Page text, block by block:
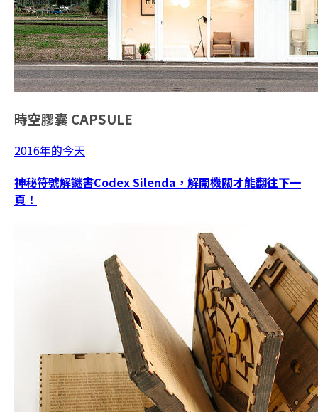
時空膠囊 CAPSULE
2016年的今天
神秘符號解謎書Codex Silenda，解開機關才能翻往下一
頁！